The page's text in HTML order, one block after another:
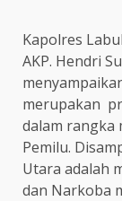
Kapolres
AKP. Hendri
merupakan
dalam rangka
Pemilu.
Utara adalah
dan Narkoba